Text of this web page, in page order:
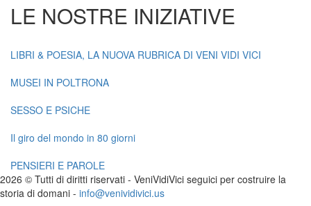
LE NOSTRE INIZIATIVE
LIBRI & POESIA, LA NUOVA RUBRICA DI VENI VIDI VICI
MUSEI IN POLTRONA
SESSO E PSICHE
Il giro del mondo in 80 giorni
PENSIERI E PAROLE
2026 © Tutti di diritti riservati - VeniVidiVici seguici per costruire la
storia di domani - info@venividivici.us